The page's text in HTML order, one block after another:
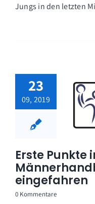
Jungs in den letzten
23
09, 2019
Erste Punkte
eingefahren
0 Kommentare